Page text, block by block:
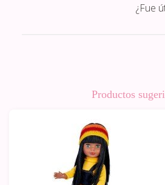
¿Fue
Productos